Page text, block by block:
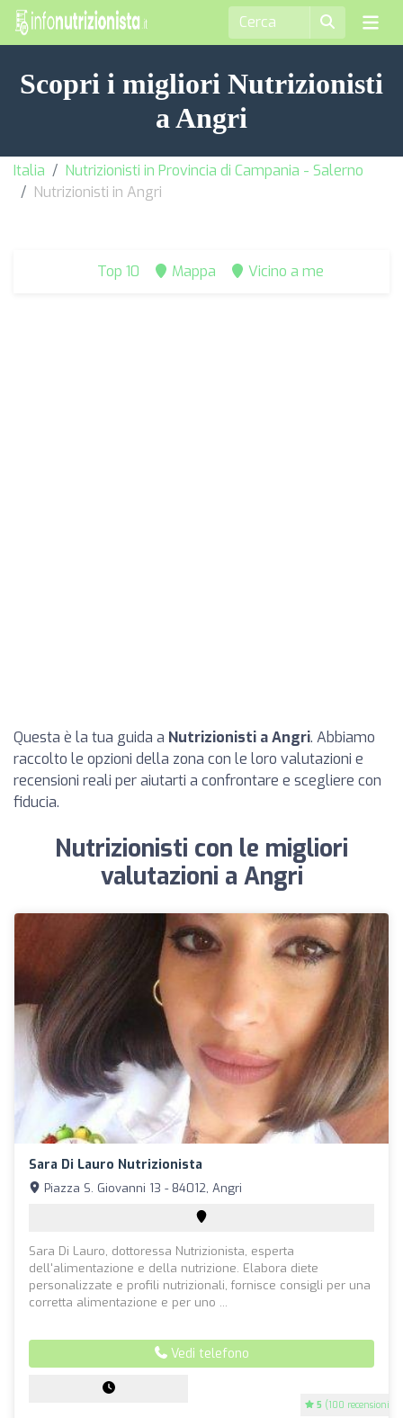
Scopri i migliori Nutrizionisti
a Angri
Italia
Nutrizionisti in Provincia di Campania - Salerno
Nutrizionisti in Angri
Top 10 Mappa Vicino a me
Questa è la tua guida a Nutrizionisti a Angri. Abbiamo
raccolto le opzioni della zona con le loro valutazioni e
recensioni reali per aiutarti a confrontare e scegliere con
fiducia.
Nutrizionisti con le migliori
valutazioni a Angri
Sara Di Lauro Nutrizionista
5 (100 recensioni)
Piazza S. Giovanni 13 - 84012, Angri
Sara Di Lauro, dottoressa Nutrizionista, esperta
dell'alimentazione e della nutrizione. Elabora diete
personalizzate e profili nutrizionali, fornisce consigli per una
corretta alimentazione e per uno ...
Vedi telefono